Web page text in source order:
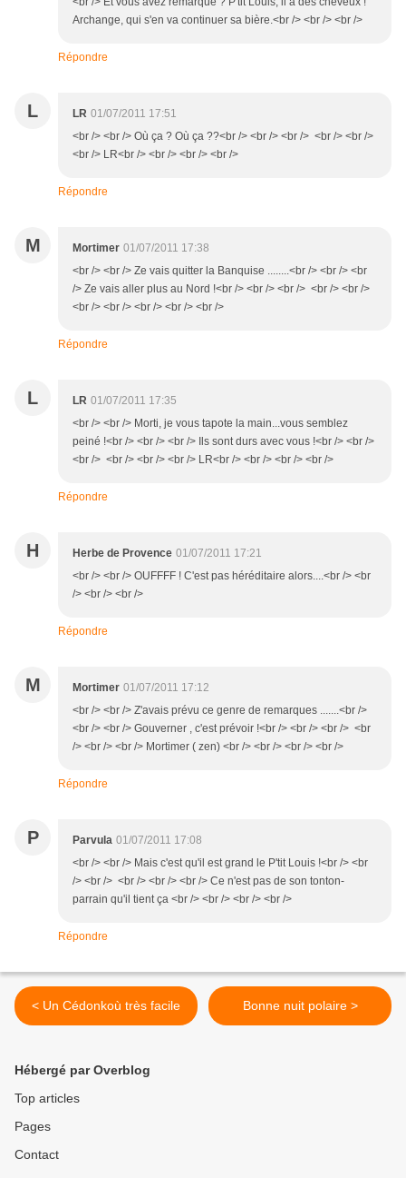
Archange, qui s'en va continuer sa bière.<br /> <br /> <br />
Répondre
L LR 01/07/2011 17:51
<br /> <br /> Où ça ? Où ça ??<br /> <br /> <br /> <br /> <br />
<br /> LR<br /> <br /> <br /> <br />
Répondre
M Mortimer 01/07/2011 17:38
<br /> <br /> Ze vais quitter la Banquise ........<br /> <br /> <br
/> Ze vais aller plus au Nord !<br /> <br /> <br /> <br /> <br />
<br /> <br /> <br /> <br /> <br />
Répondre
L LR 01/07/2011 17:35
<br /> <br /> Morti, je vous tapote la main...vous semblez
peiné !<br /> <br /> <br /> Ils sont durs avec vous !<br /> <br />
<br /> <br /> <br /> <br /> LR<br /> <br /> <br /> <br />
Répondre
H Herbe de Provence 01/07/2011 17:21
<br /> <br /> OUFFFF ! C'est pas héréditaire alors....<br /> <br
/> <br /> <br />
Répondre
M Mortimer 01/07/2011 17:12
<br /> <br /> Z'avais prévu ce genre de remarques .......<br />
<br /> <br /> Gouverner , c'est prévoir !<br /> <br /> <br /> <br
/> <br /> <br /> Mortimer ( zen) <br /> <br /> <br /> <br />
Répondre
P Parvula 01/07/2011 17:08
<br /> <br /> Mais c'est qu'il est grand le P'tit Louis !<br /> <br
/> <br /> <br /> <br /> <br /> Ce n'est pas de son tonton-
parrain qu'il tient ça <br /> <br /> <br /> <br />
Répondre
< Un Cédonkoù très facile Bonne nuit polaire >
Hébergé par Overblog
Top articles
Pages
Contact